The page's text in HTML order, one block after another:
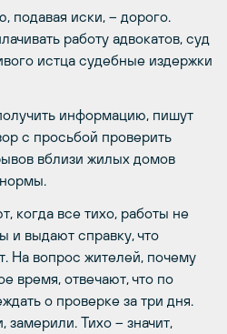
подавая иски, – дорого.
работу адвокатов, суд
истца судебные издержки
информацию, пишут
с просьбой проверить
вблизи жилых домов
когда все тихо, работы не
и выдают справку, что
На вопрос жителей, почему
время, отвечают, что по
о проверке за три дня.
Тихо – значит,